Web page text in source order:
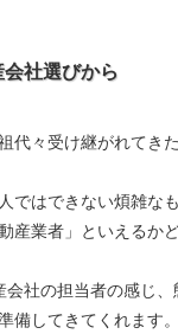
社選びから
代々受け継がれて
ではできない煩雑な
産業者」といえる
社の担当者の感じ、
備してきてくれます